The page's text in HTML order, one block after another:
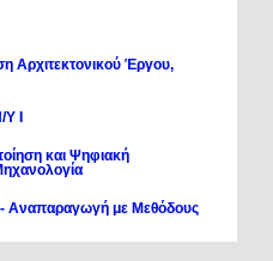
Αρχιτεκτονικού Έργου,
Υ Ι
και Ψηφιακή
- Αναπαραγωγή με Μεθόδους